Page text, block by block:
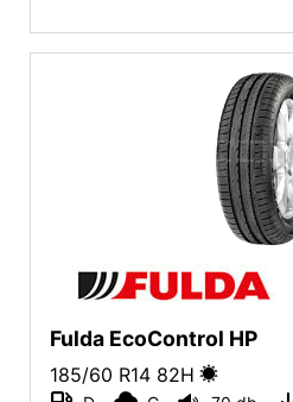
Fulda EcoControl HP
185/60 R14 82H